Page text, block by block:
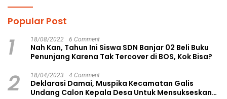
Popular Post
1 18/08/2022 6 Comment
Nah Kan, Tahun Ini Siswa SDN Banjar 02 Beli Buku
Penunjang Karena Tak Tercover di BOS, Kok Bisa?
2 18/04/2023 4 Comment
Deklarasi Damai, Muspika Kecamatan Galis
Undang Calon Kepala Desa Untuk Mensukseskan